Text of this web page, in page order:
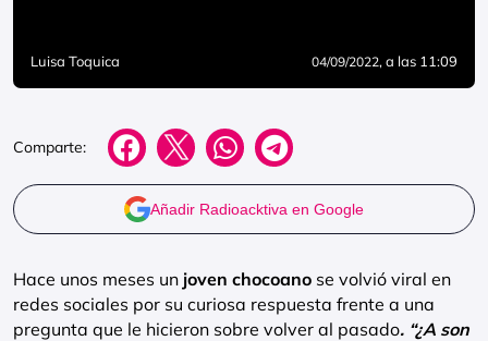
Luisa Toquica 04/09/2022, a las 11:09
Comparte:
Añadir Radioacktiva en Google
Hace unos meses un joven chocoano se volvió viral en
redes sociales por su curiosa respuesta frente a una
pregunta que le hicieron sobre volver al pasado. “¿A son